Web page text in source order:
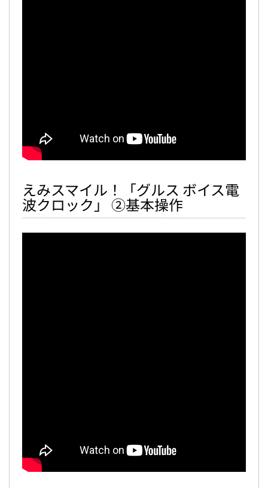
えみスマイル！「グルス ボイス電
波クロック」 ②基本操作